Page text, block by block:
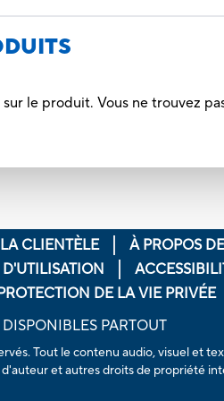
le produit. Vous ne trouvez
CLIENTÈLE À PROPOS
DE LA VIE PRIVÉE
PARTOUT
Tout le contenu audio, visuel et
et autres droits de propriété